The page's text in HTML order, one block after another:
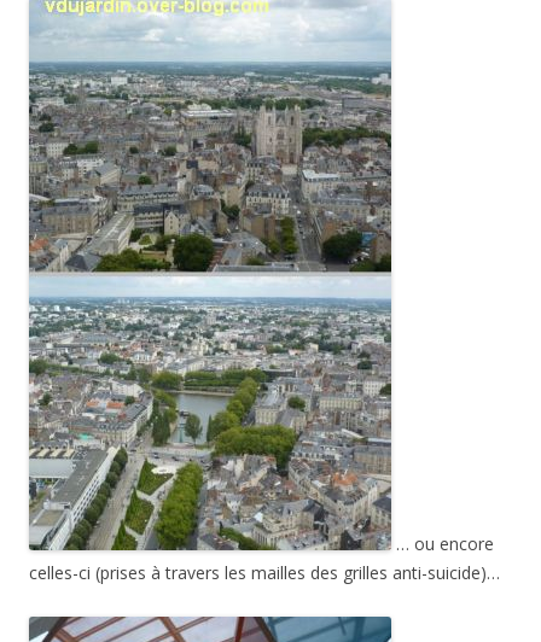
… ou encore
celles-ci (prises à travers les mailles des grilles anti-suicide)…